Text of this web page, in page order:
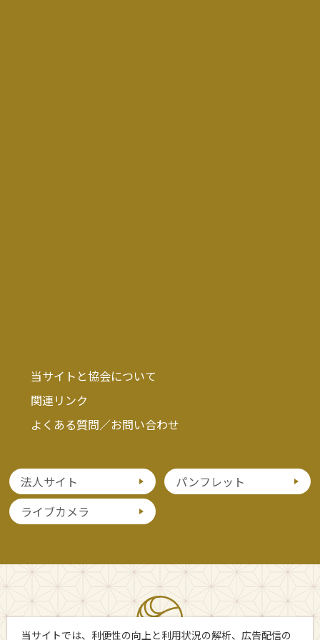
当サイトと協会について
関連リンク
よくある質問／お問い合わせ
法人サイト
パンフレット
ライブカメラ
当サイトでは、利便性の向上と利用状況の解析、広告配信の